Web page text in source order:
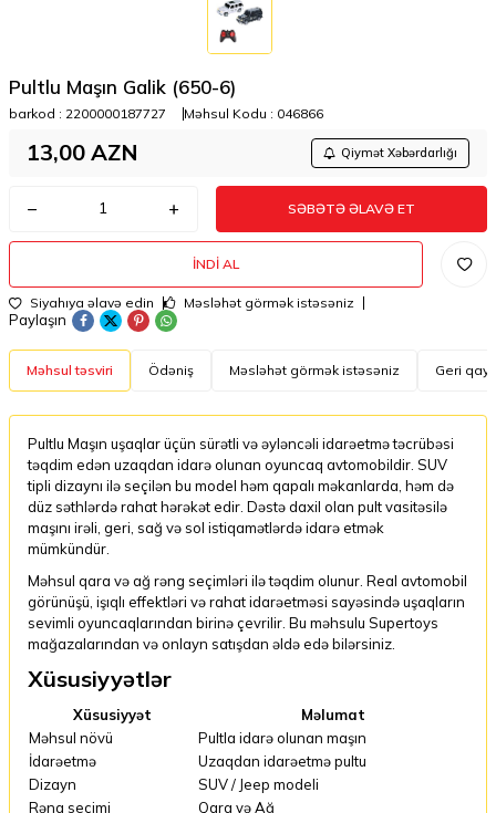
Pultlu Maşın Galik (650-6)
barkod : 2200000187727 Məhsul Kodu : 046866
13,00 AZN Qiymət Xəbərdarlığı
SƏBƏTƏ ƏLAVƏ ET
İNDI AL
Siyahıya əlavə edin Məsləhət görmək istəsəniz
Paylaşın
Məhsul təsviri Ödəniş Məsləhət görmək istəsəniz Geri
Pultlu Maşın uşaqlar üçün sürətli və əyləncəli idarəetmə təcrübəsi
təqdim edən uzaqdan idarə olunan oyuncaq avtomobildir. SUV
tipli dizaynı ilə seçilən bu model həm qapalı məkanlarda, həm də
düz səthlərdə rahat hərəkət edir. Dəstə daxil olan pult vasitəsilə
maşını irəli, geri, sağ və sol istiqamətlərdə idarə etmək
mümkündür.
Məhsul qara və ağ rəng seçimləri ilə təqdim olunur. Real avtomobil
görünüşü, işıqlı effektləri və rahat idarəetməsi sayəsində uşaqların
sevimli oyuncaqlarından birinə çevrilir. Bu məhsulu Supertoys
mağazalarından və onlayn satışdan əldə edə bilərsiniz.
Xüsusiyyətlər
Xüsusiyyət
Məlumat
Məhsul növü
Pultla idarə olunan maşın
İdarəetmə
Uzaqdan idarəetmə pultu
Dizayn
SUV / Jeep modeli
Rəng seçimi
Qara və Ağ